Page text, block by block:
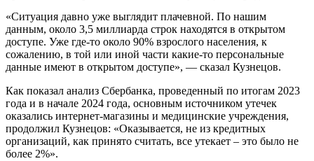
«Ситуация давно уже выглядит плачевной. По нашим
данным, около 3,5 миллиарда строк находятся в открытом
доступе. Уже где-то около 90% взрослого населения, к
сожалению, в той или иной части какие-то персональные
данные имеют в открытом доступе», — сказал Кузнецов.
Как показал анализ Сбербанка, проведенный по итогам 2023
года и в начале 2024 года, основным источником утечек
оказались интернет-магазины и медицинские учреждения,
продолжил Кузнецов: «Оказывается, не из кредитных
организаций, как принято считать, все утекает – это было не
более 2%».